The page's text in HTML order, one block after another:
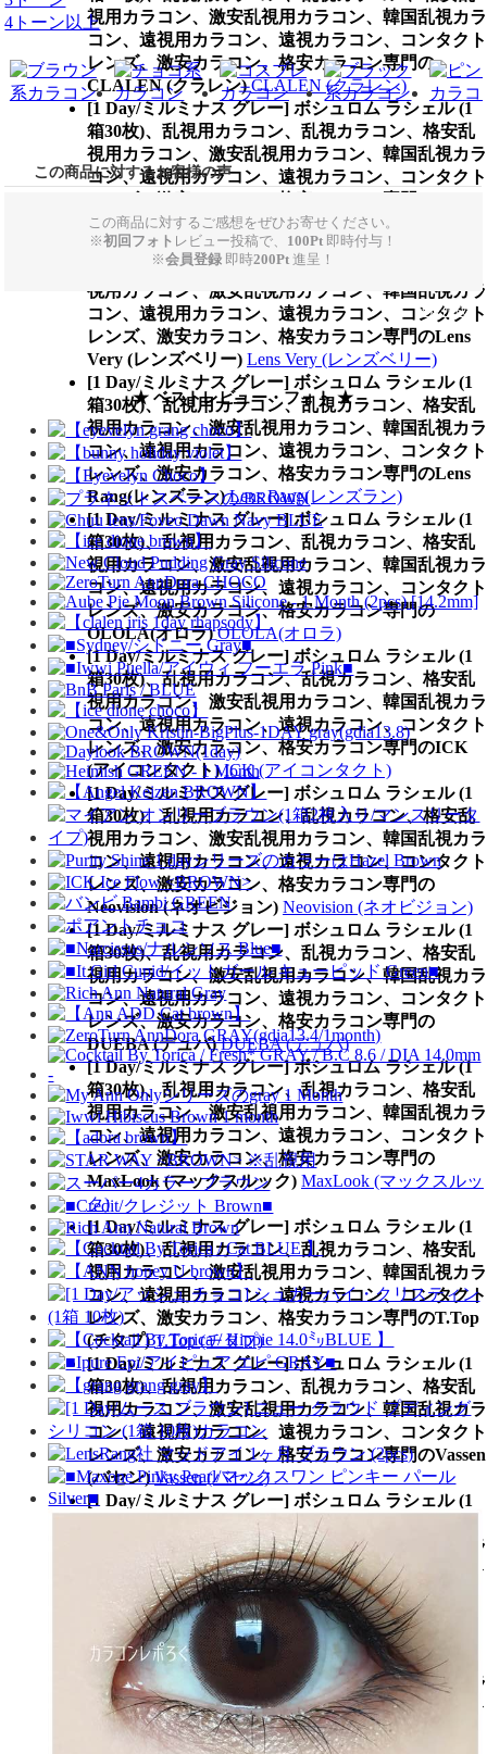
視用カラコン、激安乱視用カラコン、韓国乱視カラ
コン、遠視用カラコン、遠視カラコン、コンタクト
レンズ、激安カラコン、格安カラコン専門の
CLALEN (クラレン) CLALEN (クラレン)
[1 Day/ミルミナス グレー] ボシュロム ラシェル (1
箱30枚)、乱視用カラコン、乱視カラコン、格安乱
視用カラコン、激安乱視用カラコン、韓国乱視カラ
コン、遠視用カラコン、遠視カラコン、コンタクト
lens(チュレンズ) Chuu lens(チュレンズ)
[1 Day/ミルミナス グレー] ボシュロム ラシェル (1
箱30枚)、乱視用カラコン、乱視カラコン、格安乱
視用カラコン、激安乱視用カラコン、韓国乱視カラ
コン、遠視用カラコン、遠視カラコン、コンタクト
レンズ、激安カラコン、格安カラコン専門のLens
Very (レンズベリー) Lens Very (レンズベリー)
[1 Day/ミルミナス グレー] ボシュロム ラシェル (1
箱30枚)、乱視用カラコン、乱視カラコン、格安乱
視用カラコン、激安乱視用カラコン、韓国乱視カラ
コン、遠視用カラコン、遠視カラコン、コンタクト
レンズ、激安カラコン、格安カラコン専門のLens
Rang(レンズラン) Lens Rang(レンズラン)
[1 Day/ミルミナス グレー] ボシュロム ラシェル (1
箱30枚)、乱視用カラコン、乱視カラコン、格安乱
視用カラコン、激安乱視用カラコン、韓国乱視カラ
コン、遠視用カラコン、遠視カラコン、コンタクト
レンズ、激安カラコン、格安カラコン専門の
OLOLA(オロラ) OLOLA(オロラ)
[1 Day/ミルミナス グレー] ボシュロム ラシェル (1
箱30枚)、乱視用カラコン、乱視カラコン、格安乱
視用カラコン、激安乱視用カラコン、韓国乱視カラ
コン、遠視用カラコン、遠視カラコン、コンタクト
レンズ、激安カラコン、格安カラコン専門のICK
(アイコンタクト) ICK (アイコンタクト)
[1 Day/ミルミナス グレー] ボシュロム ラシェル (1
箱30枚)、乱視用カラコン、乱視カラコン、格安乱
視用カラコン、激安乱視用カラコン、韓国乱視カラ
コン、遠視用カラコン、遠視カラコン、コンタクト
レンズ、激安カラコン、格安カラコン専門の
Neovision (ネオビジョン) Neovision (ネオビジョン)
[1 Day/ミルミナス グレー] ボシュロム ラシェル (1
箱30枚)、乱視用カラコン、乱視カラコン、格安乱
視用カラコン、激安乱視用カラコン、韓国乱視カラ
コン、遠視用カラコン、遠視カラコン、コンタクト
レンズ、激安カラコン、格安カラコン専門の
DUEBA (デュバ) DUEBA (デュバ)
[1 Day/ミルミナス グレー] ボシュロム ラシェル (1
箱30枚)、乱視用カラコン、乱視カラコン、格安乱
視用カラコン、激安乱視用カラコン、韓国乱視カラ
コン、遠視用カラコン、遠視カラコン、コンタクト
レンズ、激安カラコン、格安カラコン専門の
MaxLook (マックスルック) MaxLook (マックスルッ
ク)
[1 Day/ミルミナス グレー] ボシュロム ラシェル (1
箱30枚)、乱視用カラコン、乱視カラコン、格安乱
視用カラコン、激安乱視用カラコン、韓国乱視カラ
コン、遠視用カラコン、遠視カラコン、コンタクト
レンズ、激安カラコン、格安カラコン専門のT.Top
(チタプ) T.Top (チタプ)
[1 Day/ミルミナス グレー] ボシュロム ラシェル (1
箱30枚)、乱視用カラコン、乱視カラコン、格安乱
視用カラコン、激安乱視用カラコン、韓国乱視カラ
コン、遠視用カラコン、遠視カラコン、コンタクト
レンズ、激安カラコン、格安カラコン専門のVassen
(バセン) Vassen (バセン)
[1 Day/ミルミナス グレー] ボシュロム ラシェル (1
箱30枚)、乱視用カラコン、乱視カラコン、格安乱
視用カラコン、激安乱視用カラコン、韓国乱視カラ
コン、遠視用カラコン、遠視カラコン、コンタクト
レンズ、激安カラコン、格安カラコン専門のGEO
(ジオ) GEO (ジオ)
[1 Day/ミルミナス グレー] ボシュロム ラシェル (1
箱30枚)、乱視用カラコン、乱視カラコン、格安乱
視用カラコン、激安乱視用カラコン、韓国乱視カラ
コン、遠視用カラコン、遠視カラコン、コンタクト
レンズ、激安カラコン、格安カラコン専門の
4トーン以上
この商品に対するお客様の声
この商品に対するご感想をぜひお寄せください。
※初回フォト レビュー投稿で、 100Pt 即時付与！
※会員登録 即時200Pt 進呈！
新規作成
★ ベストレビュー・フォト ★